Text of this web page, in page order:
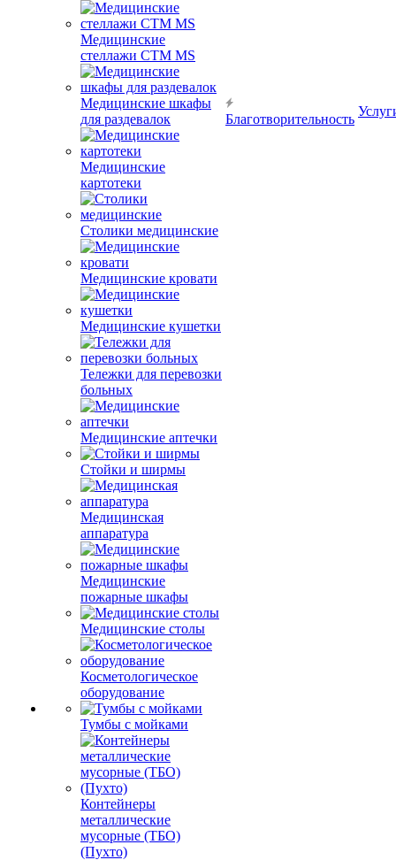
Медицинские
стеллажи CTM MS
Медицинские шкафы
для раздевалок
Медицинские
картотеки
Столики медицинские
Медицинские кровати
Медицинские кушетки
Тележки для перевозки
больных
Медицинские аптечки
Стойки и ширмы
Медицинская
аппаратура
Медицинские
пожарные шкафы
Медицинские столы
Косметологическое
оборудование
Тумбы с мойками
Контейнеры
металлические
мусорные (ТБО)
(Пухто)
Благотворительность